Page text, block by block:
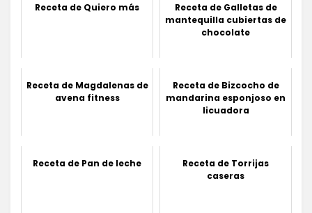
Receta de Quiero más
Receta de Galletas de
mantequilla cubiertas de
chocolate
Receta de Magdalenas de
avena fitness
Receta de Bizcocho de
mandarina esponjoso en
licuadora
Receta de Pan de leche
Receta de Torrijas
caseras